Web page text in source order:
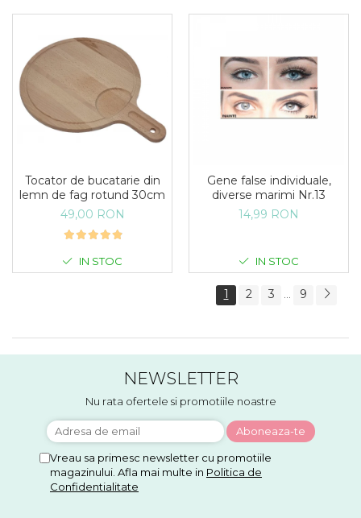
Tocator de bucatarie din
lemn de fag rotund 30cm
49,00 RON
IN STOC
Gene false individuale,
diverse marimi Nr.13
14,99 RON
IN STOC
1 2 3 9
NEWSLETTER
Nu rata ofertele si promotiile noastre
Vreau sa primesc newsletter cu promotiile
magazinului. Afla mai multe in Politica de
Confidentialitate